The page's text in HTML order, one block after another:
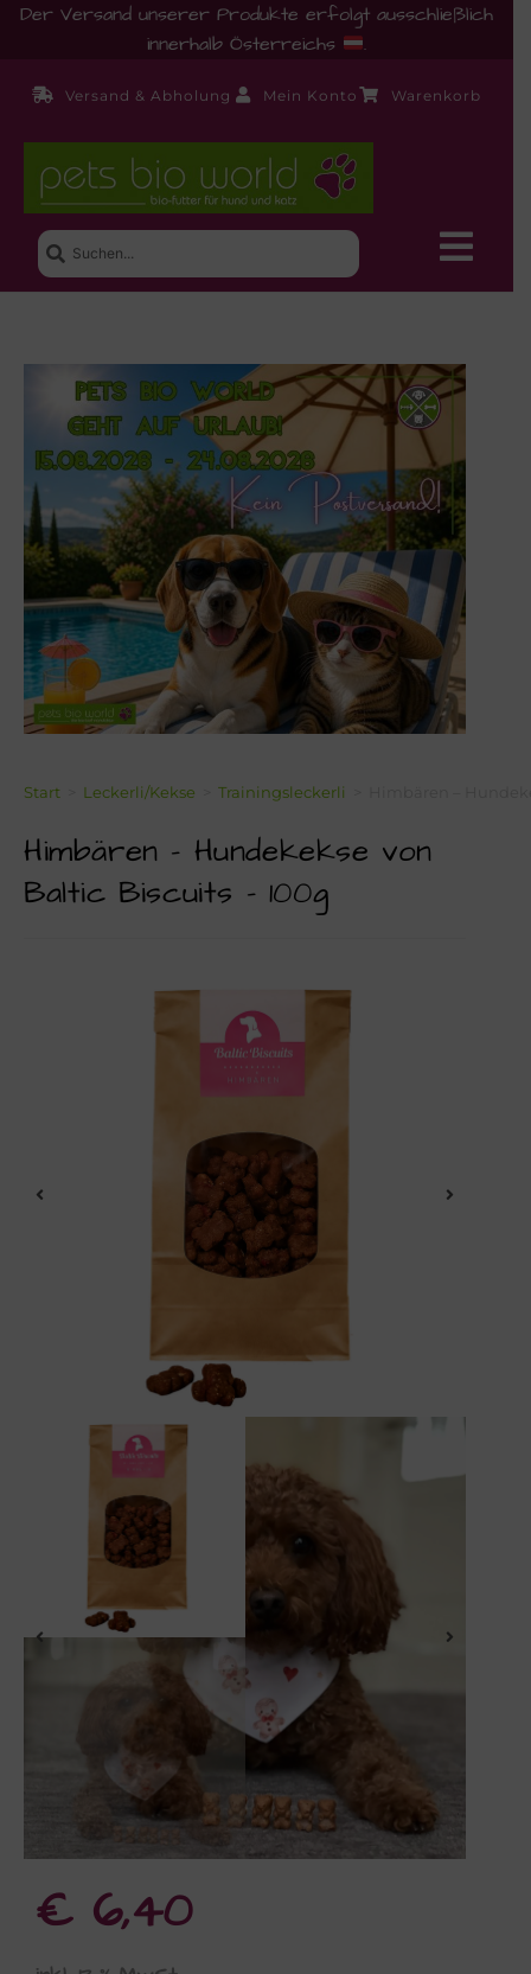
Der Versand unserer Produkte erfolgt ausschließlich
innerhalb Österreichs
.
Versand & Abholung Mein Konto Warenkorb
Neue Produkte
Shop
Ernährungsberatung!
Startseite
Über Mich!
Unser Team!
Blog
Kontakt
Napf-Wissen!
Terminvereinbarung
Seealgenmehl-Rechner für Hunde und Katzen #2
Start Leckerli/Kekse Trainingsleckerli
Himbären – Hundekekse von
Baltic Biscuits – 100g
€ 6,40